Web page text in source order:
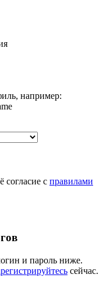
например:
согласие с правилами
и пароль ниже.
сейчас.